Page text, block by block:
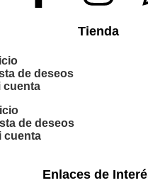
Tienda
de deseos
cuenta
de deseos
cuenta
Enlaces de